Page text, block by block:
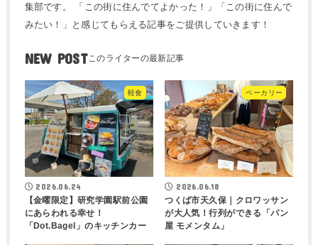
集部です。 「この街に住んでてよかった！」「この街に住んで
みたい！」と感じてもらえる記事をご提供していきます！
NEW POST
軽食
2026.06.24
【金曜限定】研究学園駅前公園
にあらわれる幸せ！
「Dot.Bagel」のキッチンカー
ベーカリー
2026.06.18
つくば市天久保｜クロワッサン
が大人気！行列ができる「パン
屋 モメンタム」